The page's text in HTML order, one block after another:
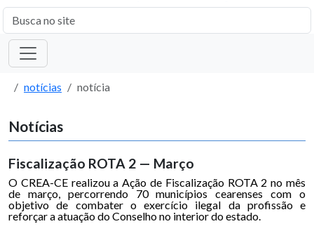
notícias notícia
Notícias
Fiscalização ROTA 2 — Março
O CREA-CE realizou a Ação de Fiscalização ROTA 2 no mês
de março, percorrendo 70 municípios cearenses com o
objetivo de combater o exercício ilegal da profissão e
reforçar a atuação do Conselho no interior do estado.